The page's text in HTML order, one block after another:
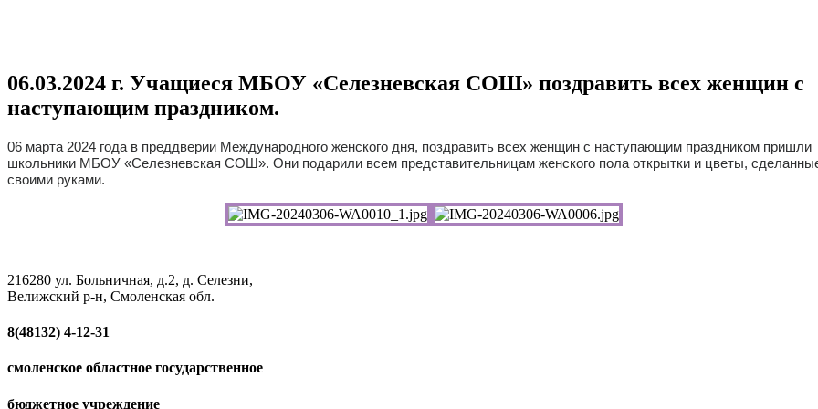
06.03.2024 г. Учащиеся МБОУ «Селезневская СОШ» поздравить всех женщин с
наступающим праздником.
06 марта 2024 года в преддверии Международного женского дня, поздравить всех женщин с наступающим праздником пришли
школьники МБОУ «Селезневская СОШ». Они подарили всем представительницам женского пола открытки и цветы,
своими руками.
216280 ул. Больничная, д.2, д. Селезни,
Велижский р-н, Смоленская обл.
8(48132) 4-12-31
смоленское областное государственное
бюджетное учреждение